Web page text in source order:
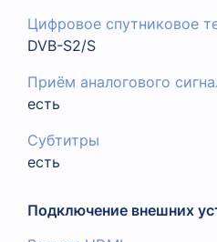
Цифровое спутниковое
DVB-S2/S
Приём аналогового
есть
Субтитры
есть
Подключение внешних